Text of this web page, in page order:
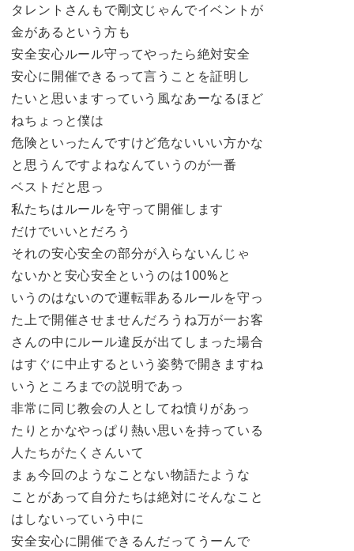
タレントさんもで剛文じゃんでイベントが
金があるという方も
安全安心ルール守ってやったら絶対安全
安心に開催できるって言うことを証明し
たいと思いますっていう風なあーなるほど
ねちょっと僕は
危険といったんですけど危ないいい方かな
と思うんですよねなんていうのが一番
ベストだと思っ
私たちはルールを守って開催します
だけでいいとだろう
それの安心安全の部分が入らないんじゃ
ないかと安心安全というのは100%と
いうのはないので運転罪あるルールを守っ
た上で開催させませんだろうね万が一お客
さんの中にルール違反が出てしまった場合
はすぐに中止するという姿勢で開きますね
いうところまでの説明であっ
非常に同じ教会の人としてね憤りがあっ
たりとかなやっぱり熱い思いを持っている
人たちがたくさんいて
まぁ今回のようなことない物語たような
ことがあって自分たちは絶対にそんなこと
はしないっていう中に
安全安心に開催できるんだってうーんで